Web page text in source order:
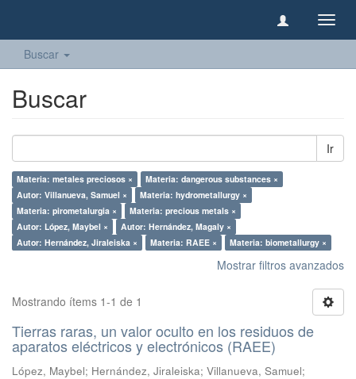
Buscar
Buscar
Ir
Materia: metales preciosos ×
Materia: dangerous substances ×
Autor: Villanueva, Samuel ×
Materia: hydrometallurgy ×
Materia: pirometalurgia ×
Materia: precious metals ×
Autor: López, Maybel ×
Autor: Hernández, Magaly ×
Autor: Hernández, Jiraleiska ×
Materia: RAEE × Materia: biometallurgy ×
Mostrar filtros avanzados
Mostrando ítems 1-1 de 1
Tierras raras, un valor oculto en los residuos de
aparatos eléctricos y electrónicos (RAEE)
López, Maybel; Hernández, Jiraleiska; Villanueva, Samuel;